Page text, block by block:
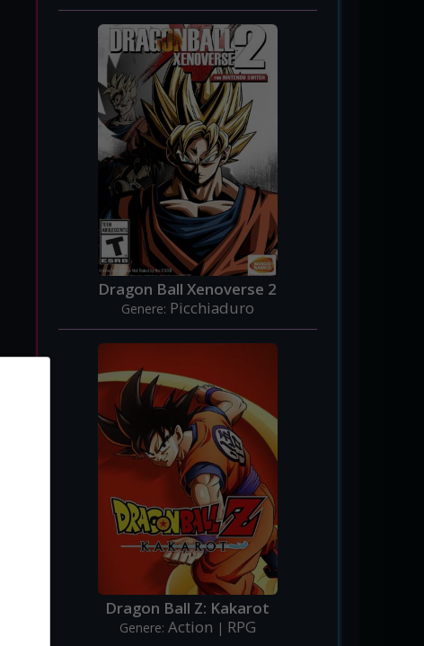
Dragon Ball Xenoverse 2
Genere: Picchiaduro
Dragon Ball Z: Kakarot
Genere: Action | RPG